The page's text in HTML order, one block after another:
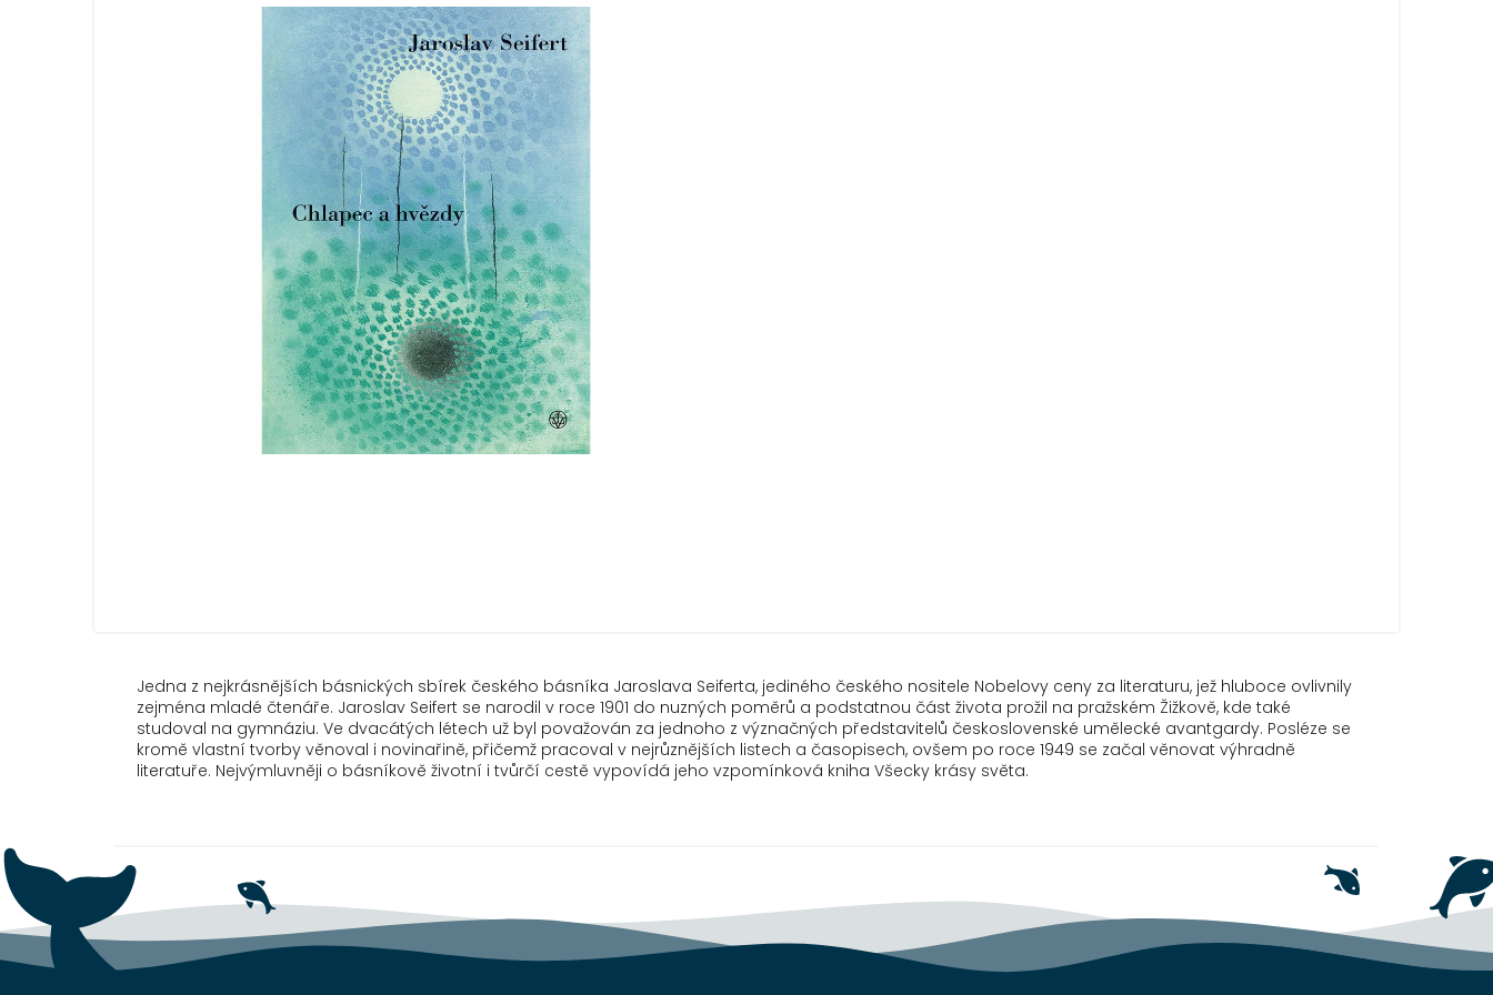
Jedna z nejkrásnějších básnických sbírek českého básníka Jaroslava Seiferta, jediného českého nositele Nobelovy ceny za literaturu, jež hluboce ovlivnily
zejména mladé čtenáře. Jaroslav Seifert se narodil v roce 1901 do nuzných poměrů a podstatnou část života prožil na pražském Žižkově, kde také
studoval na gymnáziu. Ve dvacátých létech už byl považován za jednoho z význačných představitelů československé umělecké avantgardy. Posléze se
kromě vlastní tvorby věnoval i novinařině, přičemž pracoval v nejrůznějších listech a časopisech, ovšem po roce 1949 se začal věnovat výhradně
literatuře. Nejvýmluvněji o básníkově životní i tvůrčí cestě vypovídá jeho vzpomínková kniha Všecky krásy světa.